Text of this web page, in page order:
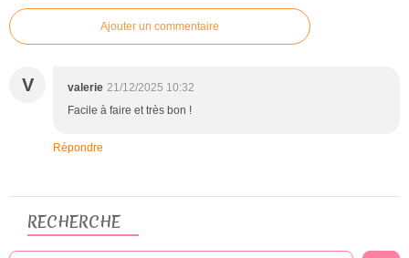
Ajouter un commentaire
V valerie 21/12/2025 10:32
Facile à faire et très bon !
Répondre
RECHERCHE